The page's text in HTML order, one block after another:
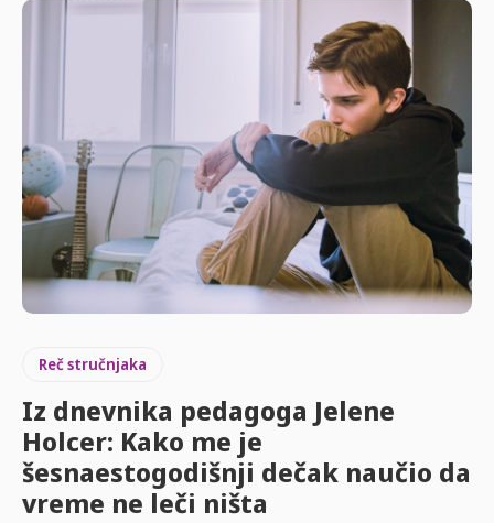
Reč stručnjaka
Iz dnevnika pedagoga Jelene
Holcer: Kako me je
šesnaestogodišnji dečak naučio da
vreme ne leči ništa